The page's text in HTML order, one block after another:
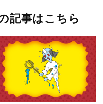
記事はこちら